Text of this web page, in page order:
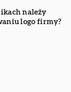
należy
logo firmy?